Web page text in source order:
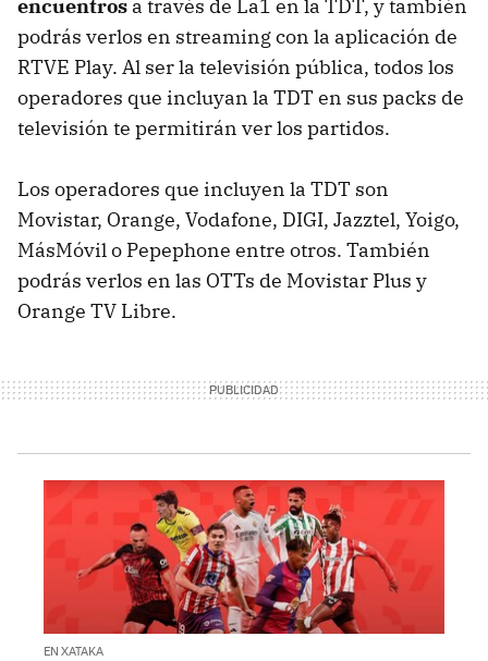
encuentros a través de La1 en la TDT, y también
podrás verlos en streaming con la aplicación de
RTVE Play. Al ser la televisión pública, todos los
operadores que incluyan la TDT en sus packs de
televisión te permitirán ver los partidos.
Los operadores que incluyen la TDT son
Movistar, Orange, Vodafone, DIGI, Jazztel, Yoigo,
MásMóvil o Pepephone entre otros. También
podrás verlos en las OTTs de Movistar Plus y
Orange TV Libre.
EN XATAKA